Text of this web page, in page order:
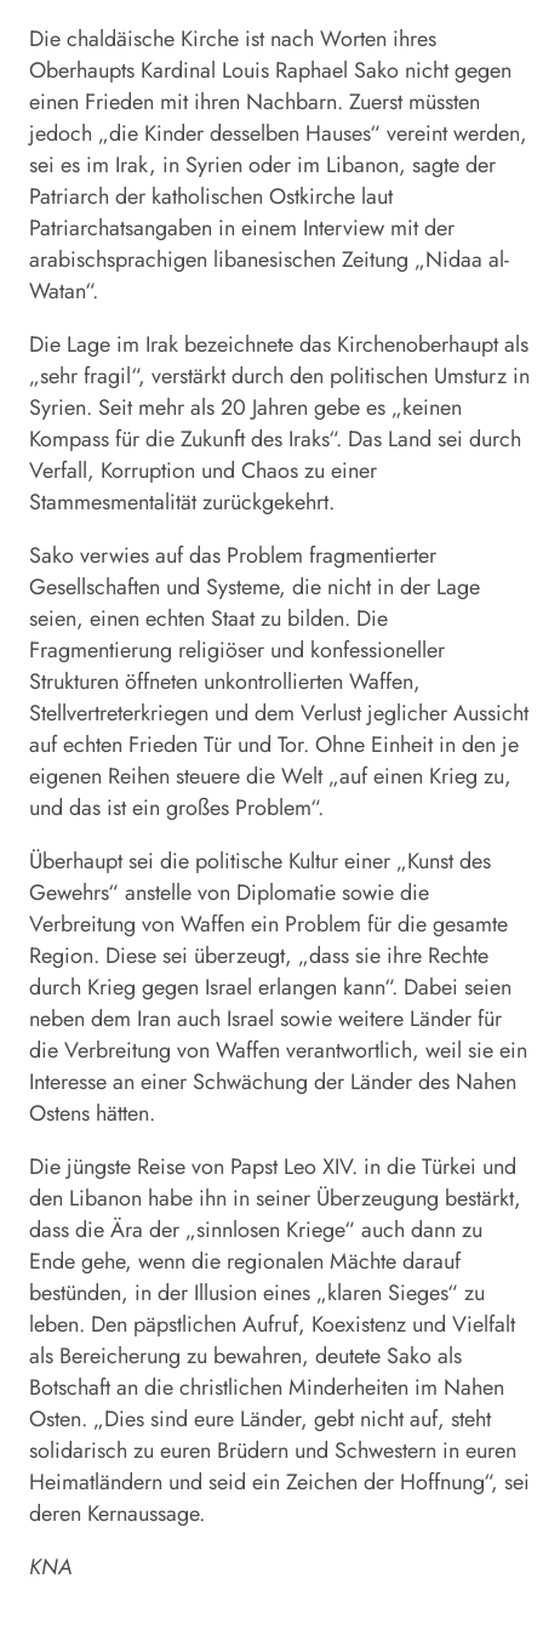
Die chaldäische Kirche ist nach Worten ihres
Oberhaupts Kardinal Louis Raphael Sako nicht gegen
einen Frieden mit ihren Nachbarn. Zuerst müssten
jedoch „die Kinder desselben Hauses“ vereint werden,
sei es im Irak, in Syrien oder im Libanon, sagte der
Patriarch der katholischen Ostkirche laut
Patriarchatsangaben in einem Interview mit der
arabischsprachigen libanesischen Zeitung „Nidaa al-
Watan“.
Die Lage im Irak bezeichnete das Kirchenoberhaupt als
„sehr fragil“, verstärkt durch den politischen Umsturz in
Syrien. Seit mehr als 20 Jahren gebe es „keinen
Kompass für die Zukunft des Iraks“. Das Land sei durch
Verfall, Korruption und Chaos zu einer
Stammesmentalität zurückgekehrt.
Sakoverwies auf das Problem fragmentierter
Gesellschaften und Systeme, die nicht in der Lage
seien, einen echten Staat zu bilden. Die
Fragmentierung religiöser und konfessioneller
Strukturen öffneten unkontrollierten Waffen,
Stellvertreterkriegen und dem Verlust jeglicher Aussicht
auf echten Frieden Tür und Tor. Ohne Einheit in den je
eigenen Reihen steuere die Welt „auf einen Krieg zu,
und das ist ein großes Problem“.
Überhaupt sei die politische Kultur einer „Kunst des
Gewehrs“ anstelle von Diplomatie sowie die
Verbreitung von Waffen ein Problem für die gesamte
Region. Diese sei überzeugt, „dass sie ihre Rechte
durch Krieg gegen Israel erlangen kann“. Dabei seien
neben dem Iran auch Israel sowie weitere Länder für
die Verbreitung von Waffen verantwortlich, weil sie ein
Interesse an einer Schwächung der Länder des Nahen
Ostens hätten.
Die jüngste Reise von Papst Leo XIV. in die Türkei und
den Libanon habe ihn in seiner Überzeugung bestärkt,
dass die Ära der „sinnlosen Kriege“ auch dann zu
Ende gehe, wenn die regionalen Mächte darauf
bestünden, in der Illusion eines „klaren Sieges“ zu
leben. Den päpstlichen Aufruf, Koexistenz und Vielfalt
als Bereicherung zu bewahren, deutete Sakoals
Botschaft an die christlichen Minderheiten im Nahen
Osten. „Dies sind eure Länder, gebt nicht auf, steht
solidarisch zu euren Brüdern und Schwestern in euren
Heimatländern und seid ein Zeichen der Hoffnung“, sei
deren Kernaussage.
KNA